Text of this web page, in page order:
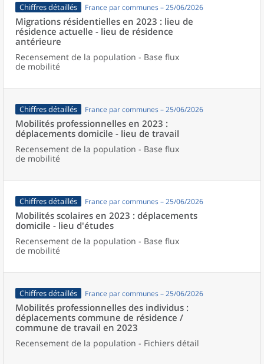
Chiffres détaillés France par communes – 25/06/2026
Migrations résidentielles en 2023 : lieu de
résidence actuelle - lieu de résidence
antérieure
Recensement de la population - Base flux
de mobilité
Chiffres détaillés France par communes – 25/06/2026
Mobilités professionnelles en 2023 :
déplacements domicile - lieu de travail
Recensement de la population - Base flux
de mobilité
Chiffres détaillés France par communes – 25/06/2026
Mobilités scolaires en 2023 : déplacements
domicile - lieu d'études
Recensement de la population - Base flux
de mobilité
Chiffres détaillés France par communes – 25/06/2026
Mobilités professionnelles des individus :
déplacements commune de résidence /
commune de travail en 2023
Recensement de la population - Fichiers détail